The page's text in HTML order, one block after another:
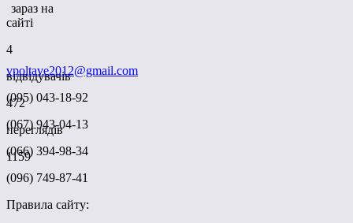
зараз на
сайті
4
відвідувачів
472
переглядів
1159
vpoltave2012@gmail.com
(095) 043-18-92
(067) 943-04-13
(066) 394-98-34
(096) 749-87-41
Правила сайту: